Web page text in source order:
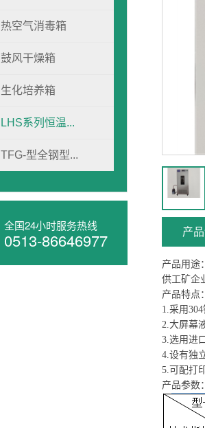
热空气消毒箱
鼓风干燥箱
生化培养箱
LHS系列恒温...
TFG-型全钢型...
全国24小时服务热线
0513-86646977 产
产品用途
供工矿企
产品特点
1.采用
2.大屏幕
3.选用进
4.设有独
5.可配打
产品参数